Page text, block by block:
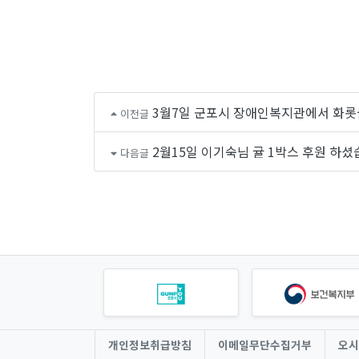
이전글 3월7일 군포시 장애인복지관에서 화
다음글 2월15일 이기숙님 귤 1박스 후원 하셨
개인정보취급방침 이메일무단수집거부 오